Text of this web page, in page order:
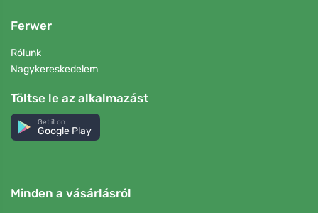
Ferwer
Rólunk
Nagykereskedelem
Töltse le az alkalmazást
Get it on
Google Play
Minden a vásárlásról